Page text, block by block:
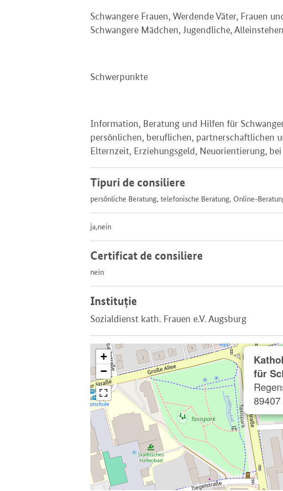
Schwangere Frauen, Werdende Väter, Frauen
Schwangere Mädchen, Jugendliche,
Schwerpunkte
Information, Beratung und Hilfen für
persönlichen, beruflichen, partnerschaftlichen
Elternzeit, Erziehungsgeld, Neuorientierung,
Tipuri de consiliere
persönliche Beratung, telefonische Beratung, Online-
ja,nein
Certificat de consiliere
nein
Instituție
Sozialdienst kath. Frauen e.V. Augsburg
für
+
−